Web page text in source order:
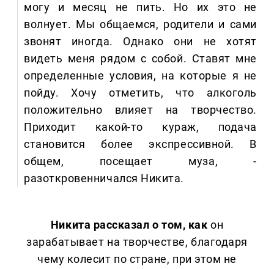
могу и месяц не пить. Но их это не
волнует. Мы общаемся, родители и сами
звонят иногда. Однако они не хотят
видеть меня рядом с собой. Ставят мне
определенные условия, на которые я не
пойду. Хочу отметить, что алкоголь
положительно влияет на творчество.
Приходит какой-то кураж, подача
становится более экспрессивной. В
общем, посещает муза, -
разоткровенничался Никита.
Никита рассказал о том, какон
зарабатывает на творчестве, благодаря
чему колесит по стране, при этом не